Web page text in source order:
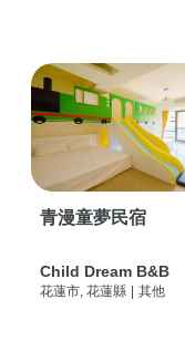
青漫童夢民宿
Child Dream B&B
花蓮市, 花蓮縣 其他